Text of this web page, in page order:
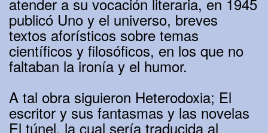
publicó Uno y el universo, breves
textos aforísticos sobre temas
científicos y filosóficos, en los que no
faltaban la ironía y el humor.
A tal obra siguieron Heterodoxia; El
escritor y sus fantasmas y las novelas
El túnel, la cual sería traducida al